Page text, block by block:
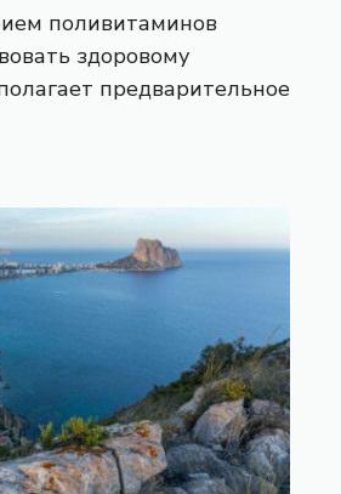
поливитаминов
здоровому
предварительное